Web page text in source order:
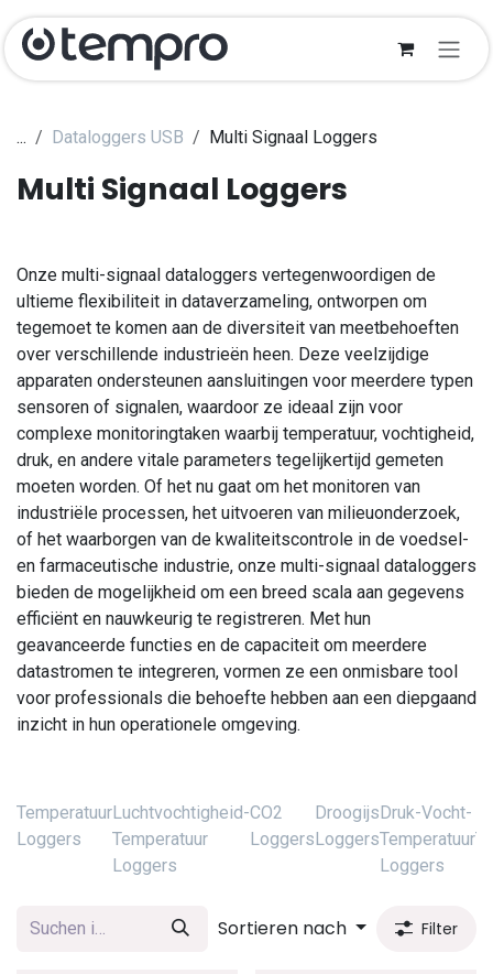
Zum Inhalt springen
... Dataloggers USB Multi Signaal Loggers
Multi Signaal Loggers
Onze multi-signaal dataloggers vertegenwoordigen de
ultieme flexibiliteit in dataverzameling, ontworpen om
tegemoet te komen aan de diversiteit van meetbehoeften
over verschillende industrieën heen. Deze veelzijdige
apparaten ondersteunen aansluitingen voor meerdere typen
sensoren of signalen, waardoor ze ideaal zijn voor
complexe monitoringtaken waarbij temperatuur, vochtigheid,
druk, en andere vitale parameters tegelijkertijd gemeten
moeten worden. Of het nu gaat om het monitoren van
industriële processen, het uitvoeren van milieuonderzoek,
of het waarborgen van de kwaliteitscontrole in de voedsel-
en farmaceutische industrie, onze multi-signaal dataloggers
bieden de mogelijkheid om een breed scala aan gegevens
efficiënt en nauwkeurig te registreren. Met hun
geavanceerde functies en de capaciteit om meerdere
datastromen te integreren, vormen ze een onmisbare tool
voor professionals die behoefte hebben aan een diepgaand
inzicht in hun operationele omgeving.
Temperatuur
Loggers
Luchtvochtigheid-
Temperatuur
Loggers
CO2
Loggers
Droogijs
Loggers
Druk-Vocht-
Temperatuur
Loggers
Sortieren nach Filter